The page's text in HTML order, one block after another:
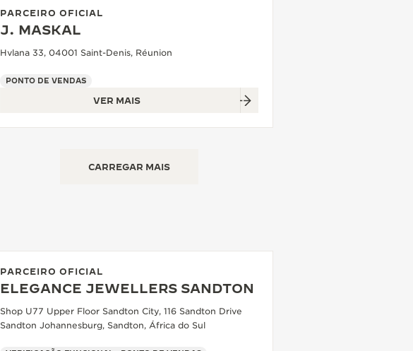
PARCEIRO OFICIAL
J. MASKAL
Hvlana 33, 04001 Saint-Denis, Réunion
PONTO DE VENDAS
VER MAIS
CARREGAR MAIS
PARCEIRO OFICIAL
ELEGANCE JEWELLERS SANDTON
Shop U77 Upper Floor Sandton City, 116 Sandton Drive
Sandton Johannesburg, Sandton, África do Sul